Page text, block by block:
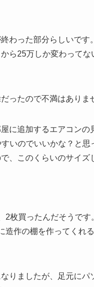
わった部分らしいです。
ら25万しか変わってな
ったので不満はありま
に追加するエアコンの
いのでいいかな？と思
、このくらいのサイズ
枚買ったんだそうです
作の棚を作ってくれ
りましたが、足元にパ